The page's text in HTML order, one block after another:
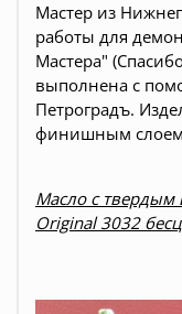
Мастер из
работы для
Мастера"
выполнена с
Петроградъ.
финишным
Масло с твердым
Original 3032